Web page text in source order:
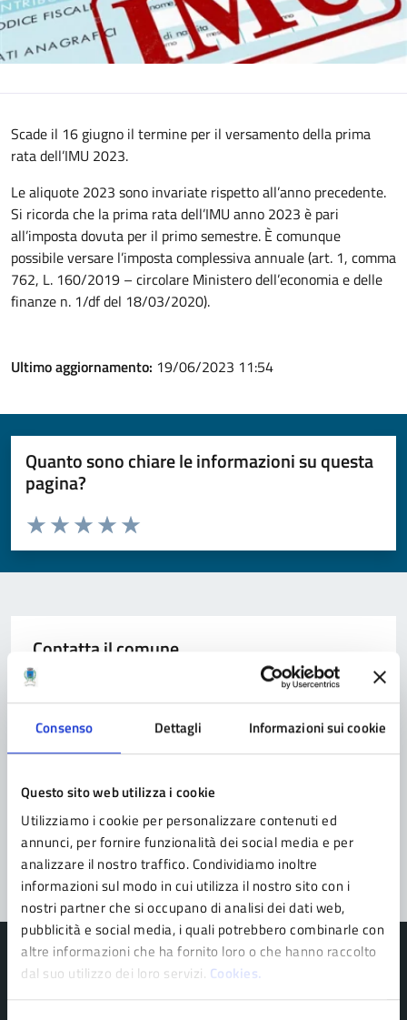
Consenso Dettagli Informazioni sui cookie
Questo sito web utilizza i cookie
Utilizziamo i cookie per personalizzare contenuti ed
annunci, per fornire funzionalità dei social media e per
analizzare il nostro traffico. Condividiamo inoltre
informazioni sul modo in cui utilizza il nostro sito con i
nostri partner che si occupano di analisi dei dati web,
pubblicità e social media, i quali potrebbero combinarle con
altre informazioni che ha fornito loro o che hanno raccolto
dal suo utilizzo dei loro servizi. Cookies.
Scade il 16 giugno il termine per il versamento della prima
rata dell’IMU 2023.
Le aliquote 2023 sono invariate rispetto all’anno precedente.
Si ricorda che la prima rata dell’IMU anno 2023 è pari
all’imposta dovuta per il primo semestre. È comunque
possibile versare l’imposta complessiva annuale (art. 1, comma
762, L. 160/2019 – circolare Ministero dell’economia e delle
finanze n. 1/df del 18/03/2020).
Ultimo aggiornamento: 19/06/2023 11:54
Quanto sono chiare le informazioni su questa
pagina?
Valuta da 1 a 5 stelle la pagina
Valuta 5 stelle su 5
Valuta 4 stelle su 5
Valuta 3 stelle su 5
Valuta 2 stelle su 5
Valuta 1 stelle su 5
Contatta il comune
Richiedi assistenza
Prenota appuntamento
Problemi in città
Segnala disservizio